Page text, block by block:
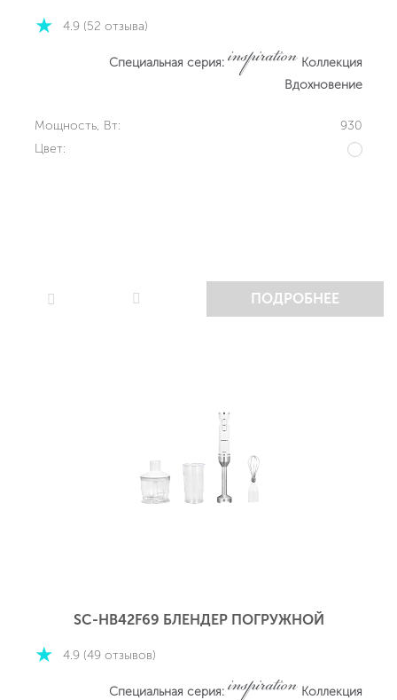
4.9 (52 отзыва)
Специальная серия:
Коллекция
Вдохновение
Мощность, Вт:
930
Цвет:
ПОДРОБНЕЕ
SC-HB42F69 БЛЕНДЕР ПОГРУЖНОЙ
4.9 (49 отзывов)
Специальная серия:
Коллекция